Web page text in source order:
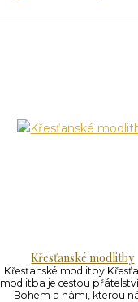
Křesťanské modlitby
Křesťanské modlitby
modlitba je cestou
Bohem a námi, kterou